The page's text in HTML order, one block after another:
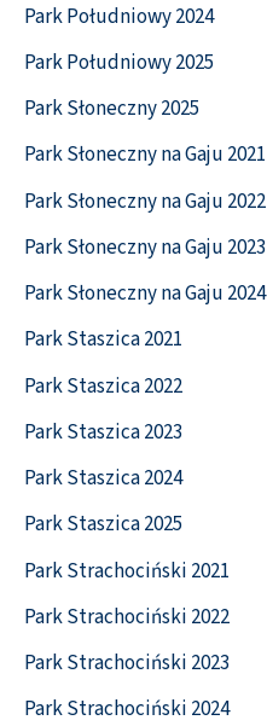
Park Południowy 2024
Park Południowy 2025
Park Słoneczny 2025
Park Słoneczny na Gaju 2021
Park Słoneczny na Gaju 2022
Park Słoneczny na Gaju 2023
Park Słoneczny na Gaju 2024
Park Staszica 2021
Park Staszica 2022
Park Staszica 2023
Park Staszica 2024
Park Staszica 2025
Park Strachociński 2021
Park Strachociński 2022
Park Strachociński 2023
Park Strachociński 2024